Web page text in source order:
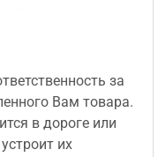
за
Вам товара.
в дороге или
их